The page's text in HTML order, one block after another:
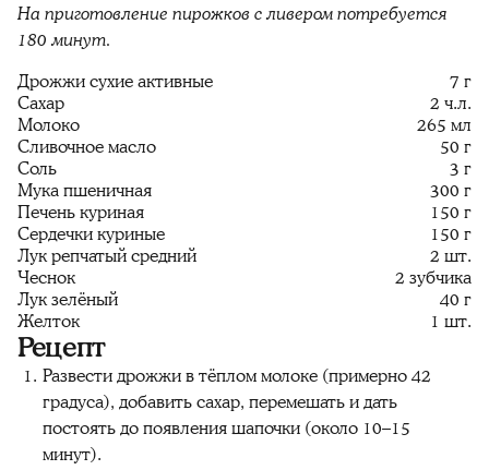
На приготовление пирожков с ливером потребуется
180 минут.
Дрожжи сухие активные
7 г
Сахар
2 ч.л.
Молоко
265 мл
Сливочное масло
50 г
Соль
3 г
Мука пшеничная
300 г
Печень куриная
150 г
Сердечки куриные
150 г
Лук репчатый средний
2 шт.
Чеснок
2 зубчика
Лук зелёный
40 г
Желток
1 шт.
Рецепт
Развести дрожжи в тёплом молоке (примерно 42
градуса), добавить сахар, перемешать и дать
постоять до появления шапочки (около 10–15
минут).